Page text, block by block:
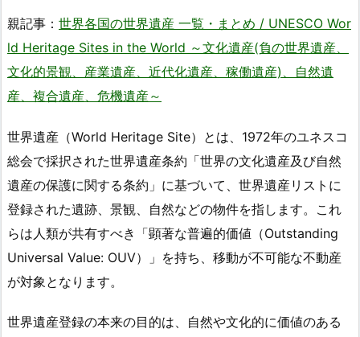
親記事： 世界各国の世界遺産 一覧・まとめ / UNESCO Wor
ld Heritage Sites in the World ～文化遺産(負の世界遺産、
文化的景観、産業遺産、近代化遺産、稼働遺産)、自然遺
産、複合遺産、危機遺産～
世界遺産（World Heritage Site）とは、1972年のユネスコ
総会で採択された世界遺産条約「世界の文化遺産及び自然
遺産の保護に関する条約」に基づいて、世界遺産リストに
登録された遺跡、景観、自然などの物件を指します。これ
らは人類が共有すべき「顕著な普遍的価値（Outstanding
Universal Value: OUV）」を持ち、移動が不可能な不動産
が対象となります。
世界遺産登録の本来の目的は、自然や文化的に価値のある